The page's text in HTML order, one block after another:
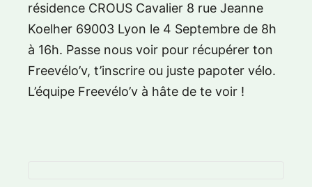
résidence CROUS Cavalier 8 rue Jeanne
Koelher 69003 Lyon le 4 Septembre de 8h
à 16h. Passe nous voir pour récupérer ton
Freevélo’v, t’inscrire ou juste papoter vélo.
L’équipe Freevélo’v à hâte de te voir !